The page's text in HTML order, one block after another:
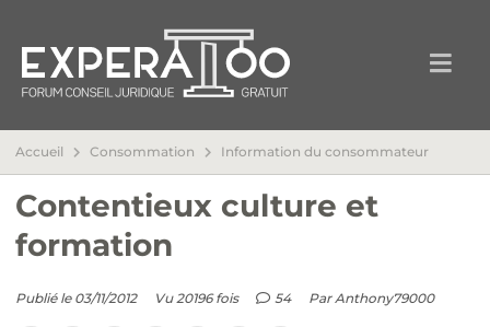
Accueil Consommation Information du consommateur
Contentieux culture et
formation
Publié le 03/11/2012 Vu 20196 fois 54 ParAnthony79000